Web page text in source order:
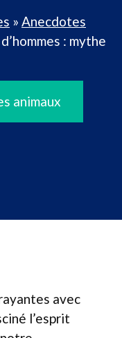
» Anecdotes
: mythe
animaux
avec
l’esprit